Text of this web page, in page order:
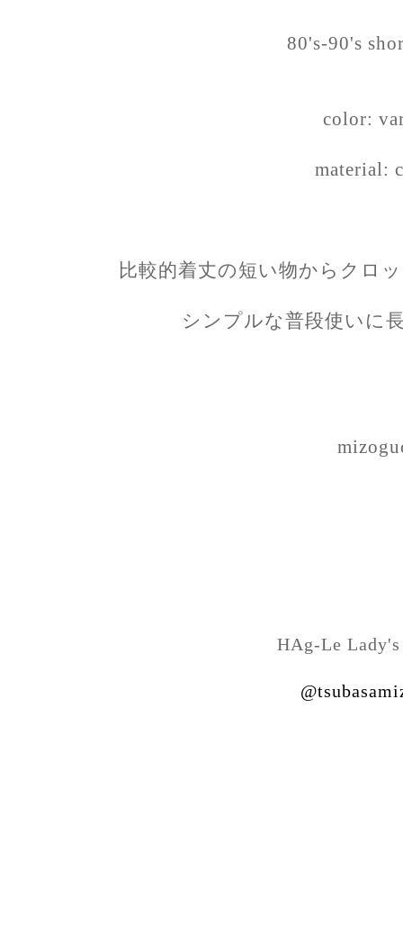
80's-90's
color:
material:
比較的着丈の短い物からクロ
シンプルな普段使いに
HAg-Le